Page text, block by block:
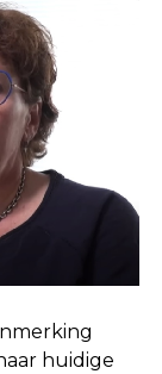
huidige